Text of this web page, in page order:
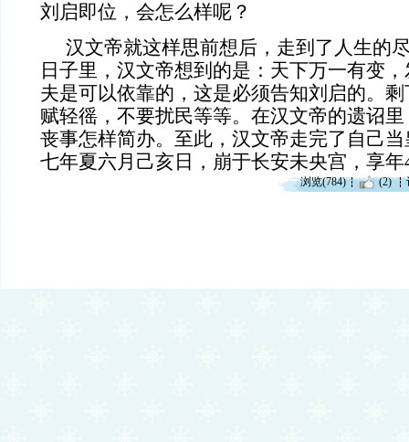
刘启即位，会怎么样呢？
汉文帝就这样思前想后，走到了人生的
日子里，汉文帝想到的是：天下万一有变
夫是可以依靠的，这是必须告知刘启的。
赋轻徭，不要扰民等等。在汉文帝的遗诏
丧事怎样简办。至此，汉文帝走完了自己
七年夏六月己亥日，崩于长安未央宫，享年
浏览(784) (2)